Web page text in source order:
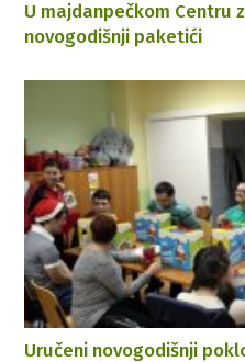
U majdanpečkom Centru
novogodišnji paketići
Uručeni novogodišnji